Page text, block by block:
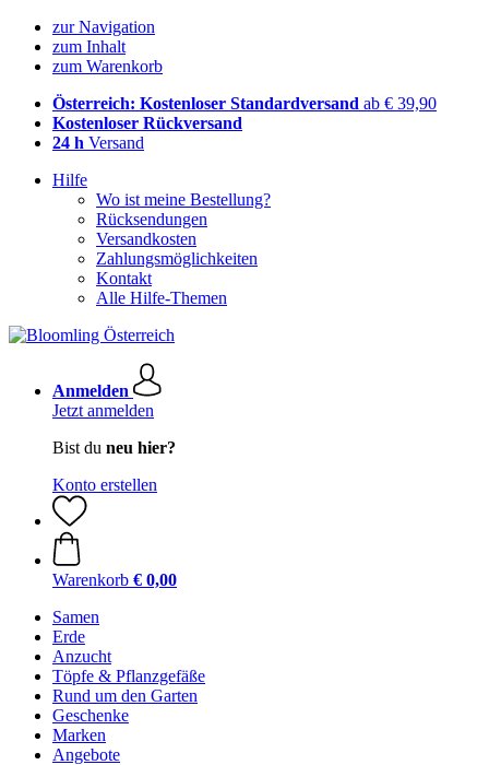
zur Navigation
zum Inhalt
zum Warenkorb
Österreich: Kostenloser Standardversand ab € 39,90
Kostenloser Rückversand
24 h Versand
Hilfe
Wo ist meine Bestellung?
Rücksendungen
Versandkosten
Zahlungsmöglichkeiten
Kontakt
Alle Hilfe-Themen
Anmelden
Jetzt anmelden
Bist du neu hier?
Konto erstellen
Warenkorb € 0,00
Samen
Erde
Anzucht
Töpfe & Pflanzgefäße
Rund um den Garten
Geschenke
Marken
Angebote